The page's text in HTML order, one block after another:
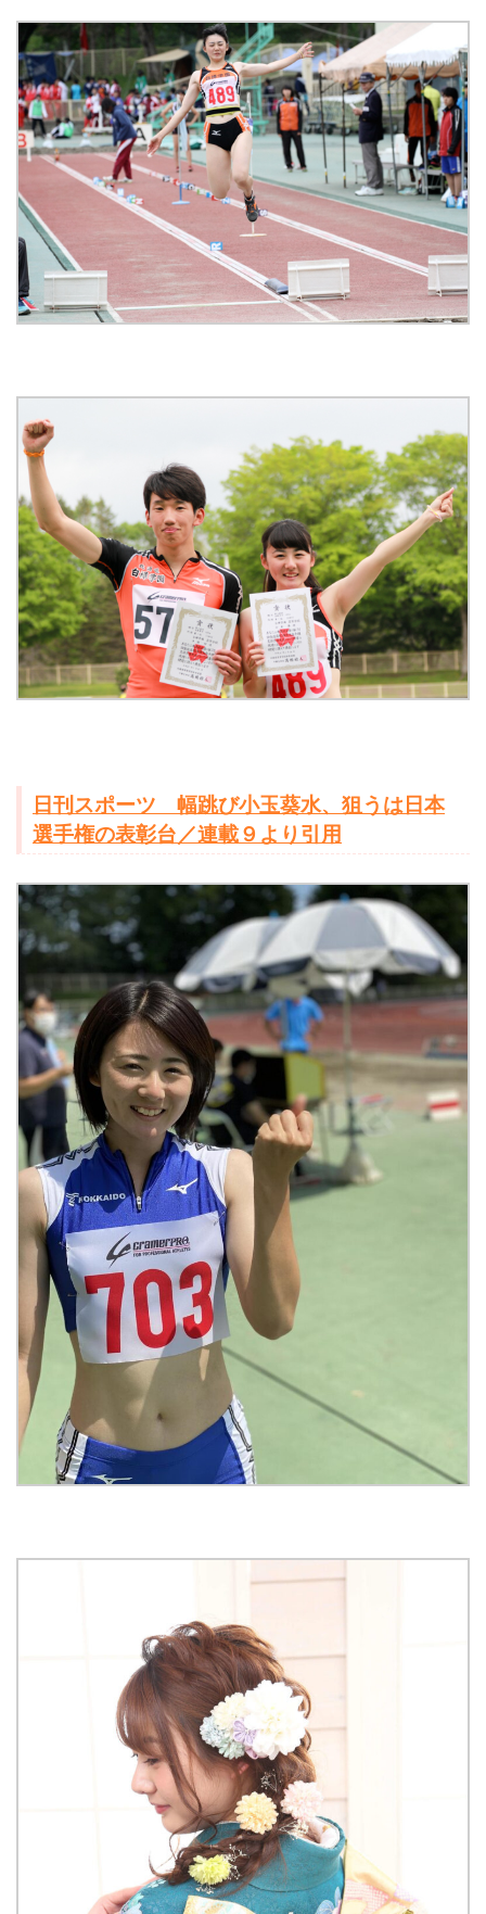
日刊スポーツ 幅跳び小玉葵水、狙うは日本
選手権の表彰台／連載９より引用